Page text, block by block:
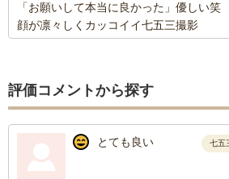
「お願いして本当に良かった」優しい笑
顔が凛々しくカッコイイ七五三撮影
評価コメントから探す
とても良い 七五